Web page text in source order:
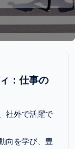
：仕事の
社外で活躍で
向を学び、豊